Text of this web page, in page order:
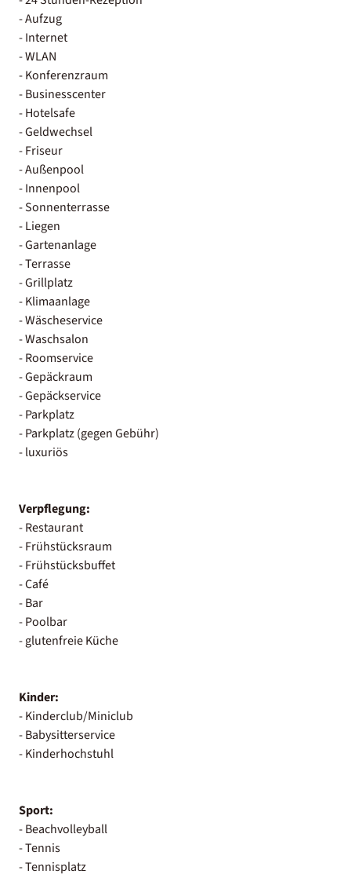
- Aufzug
- Internet
- WLAN
- Konferenzraum
- Businesscenter
- Hotelsafe
- Geldwechsel
- Friseur
- Außenpool
- Innenpool
- Sonnenterrasse
- Liegen
- Gartenanlage
- Terrasse
- Grillplatz
- Klimaanlage
- Wäscheservice
- Waschsalon
- Roomservice
- Gepäckraum
- Gepäckservice
- Parkplatz
- Parkplatz (gegen Gebühr)
- luxuriös
Verpflegung:
- Restaurant
- Frühstücksraum
- Frühstücksbuffet
- Café
- Bar
- Poolbar
- glutenfreie Küche
Kinder:
- Kinderclub/Miniclub
- Babysitterservice
- Kinderhochstuhl
Sport:
- Beachvolleyball
- Tennis
- Tennisplatz